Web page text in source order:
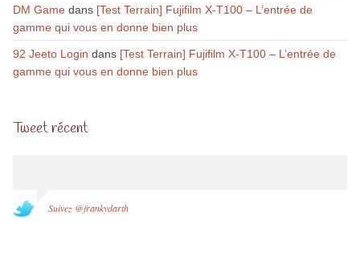
DM Gamedans [Test Terrain] Fujifilm X-T100 – L’entrée de
gamme qui vous en donne bien plus
92 Jeeto Login dans [Test Terrain] Fujifilm X-T100 – L’entrée de
gamme qui vous en donne bien plus
Tweet récent
Suivez @frankydarth